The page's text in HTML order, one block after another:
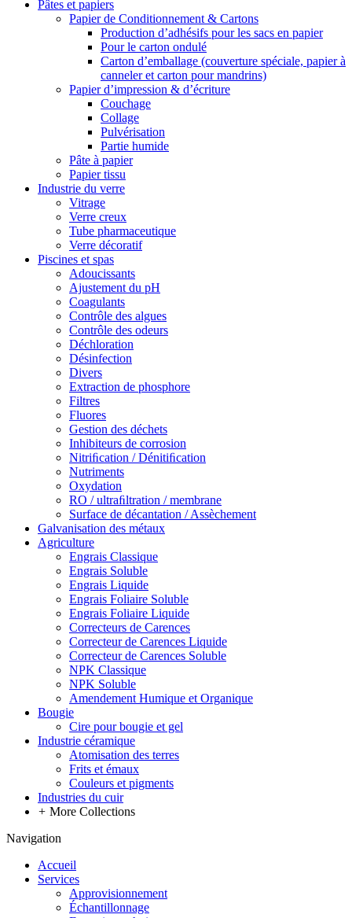
Pâtes et papiers
Papier de Conditionnement & Cartons
Production d’adhésifs pour les sacs en papier
Pour le carton ondulé
Carton d’emballage (couverture spéciale, papier à
canneler et carton pour mandrins)
Papier d’impression & d’écriture
Couchage
Collage
Pulvérisation
Partie humide
Pâte à papier
Papier tissu
Industrie du verre
Vitrage
Verre creux
Tube pharmaceutique
Verre décoratif
Piscines et spas
Adoucissants
Ajustement du pH
Coagulants
Contrôle des algues
Contrôle des odeurs
Déchloration
Désinfection
Divers
Extraction de phosphore
Filtres
Fluores
Gestion des déchets
Inhibiteurs de corrosion
Nitriﬁcation / Dénitiﬁcation
Nutriments
Oxydation
RO / ultraﬁltration / membrane
Surface de décantation / Assèchement
Galvanisation des métaux
Agriculture
Engrais Classique
Engrais Soluble
Engrais Liquide
Engrais Foliaire Soluble
Engrais Foliaire Liquide
Correcteurs de Carences
Correcteur de Carences Liquide
Correcteur de Carences Soluble
NPK Classique
NPK Soluble
Amendement Humique et Organique
Bougie
Cire pour bougie et gel
Industrie céramique
Atomisation des terres
Frits et émaux
Couleurs et pigments
Industries du cuir
+ More Collections
Navigation
Accueil
Services
Approvisionnement
Échantillonnage